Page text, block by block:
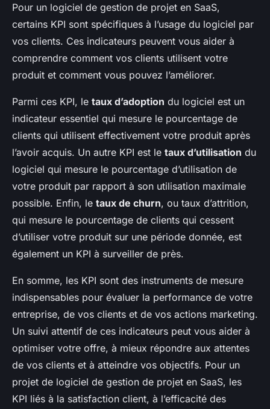
Pour un logiciel de gestion de projet en SaaS,
certains KPI sont spécifiques à l’usage du logiciel par
vos clients. Ces indicateurs peuvent vous aider à
comprendre comment vos clients utilisent votre
produit et comment vous pouvez l’améliorer.
Parmi ces KPI, le taux d’adoption du logiciel est un
indicateur essentiel qui mesure le pourcentage de
clients qui utilisent effectivement votre produit après
l’avoir acquis. Un autre KPI est le taux d’utilisation du
logiciel qui mesure le pourcentage d’utilisation de
votre produit par rapport à son utilisation maximale
possible. Enfin, le taux de churn, ou taux d’attrition,
qui mesure le pourcentage de clients qui cessent
d’utiliser votre produit sur une période donnée, est
également un KPI à surveiller de près.
En somme, les KPI sont des instruments de mesure
indispensables pour évaluer la performance de votre
entreprise, de vos clients et de vos actions marketing.
Un suivi attentif de ces indicateurs peut vous aider à
optimiser votre offre, à mieux répondre aux attentes
de vos clients et à atteindre vos objectifs. Pour un
projet de logiciel de gestion de projet en SaaS, les
KPI liés à la satisfaction client, à l’efficacité des